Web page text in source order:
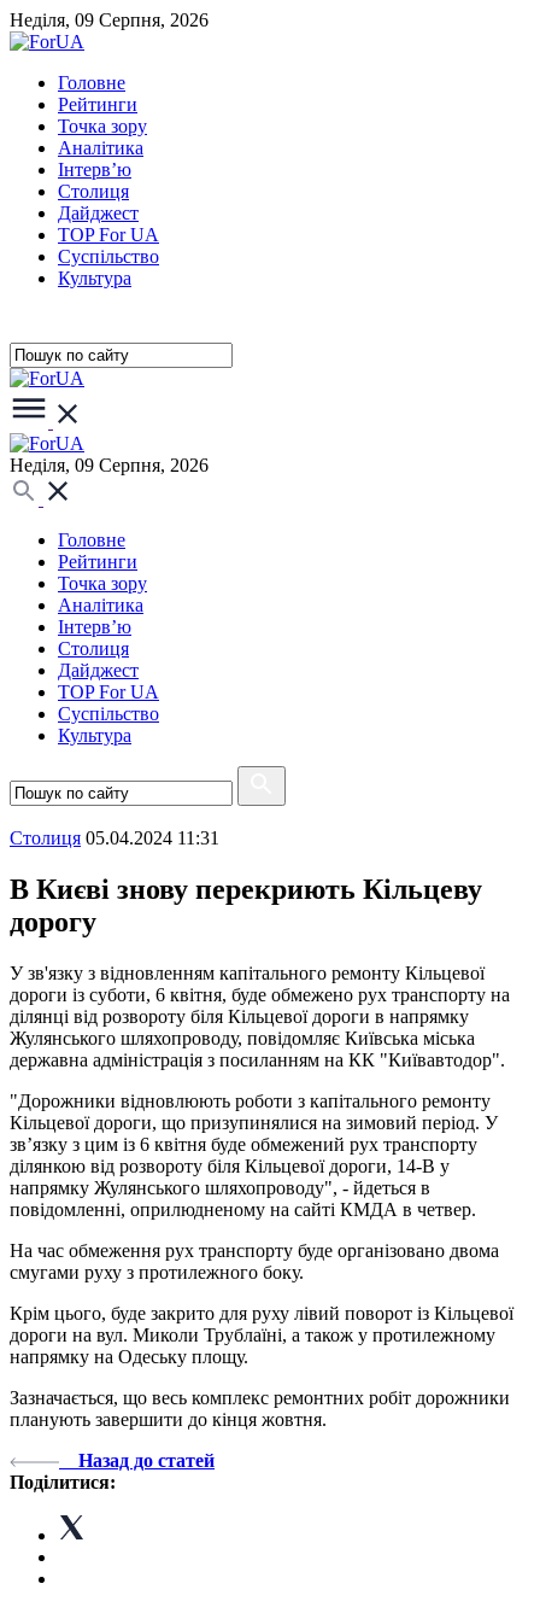
Неділя, 09 Серпня, 2026
Головне
Рейтинги
Точка зору
Аналітика
Інтерв’ю
Столиця
Дайджест
TOP For UA
Суспiльство
Культура
Неділя, 09 Серпня, 2026
Головне
Рейтинги
Точка зору
Аналітика
Інтерв’ю
Столиця
Дайджест
TOP For UA
Суспiльство
Культура
Столиця 05.04.2024 11:31
В Києві знову перекриють Кільцеву
дорогу
У зв'язку з відновленням капітального ремонту Кільцевої
дороги із суботи, 6 квітня, буде обмежено рух транспорту на
ділянці від розвороту біля Кільцевої дороги в напрямку
Жулянського шляхопроводу, повідомляє Київська міська
державна адміністрація з посиланням на КК "Київавтодор".
"Дорожники відновлюють роботи з капітального ремонту
Кільцевої дороги, що призупинялися на зимовий період. У
зв’язку з цим із 6 квітня буде обмежений рух транспорту
ділянкою від розвороту біля Кільцевої дороги, 14-В у
напрямку Жулянського шляхопроводу", - йдеться в
повідомленні, оприлюдненому на сайті КМДА в четвер.
На час обмеження рух транспорту буде організовано двома
смугами руху з протилежного боку.
Крім цього, буде закрито для руху лівий поворот із Кільцевої
дороги на вул. Миколи Трублаїні, а також у протилежному
напрямку на Одеську площу.
Зазначається, що весь комплекс ремонтних робіт дорожники
планують завершити до кінця жовтня.
Назад до статей
Поділитися: